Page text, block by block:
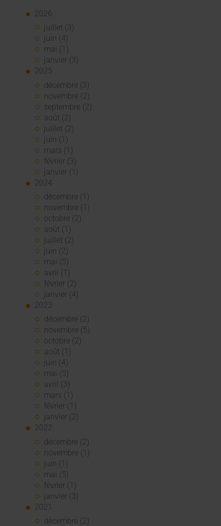
2026
juillet (3)
juin (4)
mai (1)
janvier (3)
2025
décembre (3)
novembre (2)
septembre (2)
août (2)
juillet (2)
juin (1)
mars (1)
février (3)
janvier (1)
2024
décembre (1)
novembre (1)
octobre (2)
août (1)
juillet (2)
juin (2)
mai (5)
avril (1)
février (2)
janvier (4)
2023
décembre (2)
novembre (5)
octobre (2)
août (1)
juin (4)
mai (5)
avril (3)
mars (1)
février (1)
janvier (2)
2022
décembre (2)
novembre (1)
juin (1)
mai (5)
février (1)
janvier (3)
2021
décembre (2)